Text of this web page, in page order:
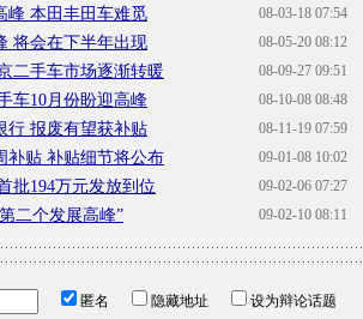
08-03-18 07:54
峰 本田丰田车难觅
08-05-20 08:12
将会在下半年出现
08-09-27 09:51
二手车市场逐渐转暖
08-10-08 08:48
车10月份盼迎高峰
08-11-19 07:59
行 报废有望获补贴
09-01-08 10:02
补贴 补贴细节将公布
09-02-06 07:27
批194万元发放到位
09-02-10 08:11
二个发展高峰”
匿名 隐藏地址
设为辩论话题